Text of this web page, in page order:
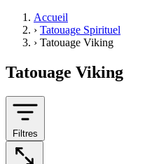
Accueil
› Tatouage Spirituel
› Tatouage Viking
Tatouage Viking
Filtres